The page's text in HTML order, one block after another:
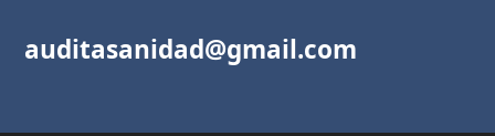
auditasanidad@gmail.com